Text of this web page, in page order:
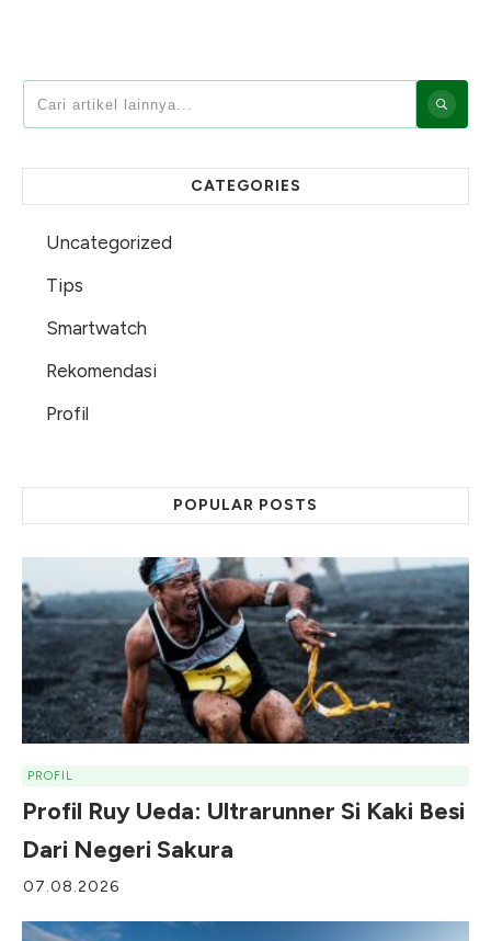
CATEGORIES
Uncategorized
Tips
Smartwatch
Rekomendasi
Profil
POPULAR POSTS
PROFIL
Profil Ruy Ueda: Ultrarunner Si Kaki Besi
Dari Negeri Sakura
07.08.2026